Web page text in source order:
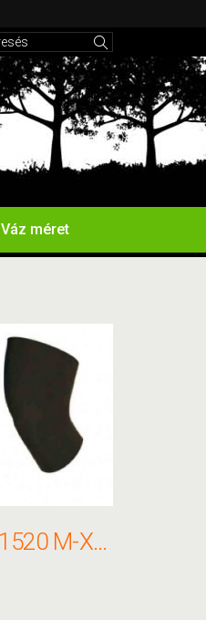
Váz méret
ELASTIC 551520 M-XL TÉRDMELEGÍTŐ THERMO